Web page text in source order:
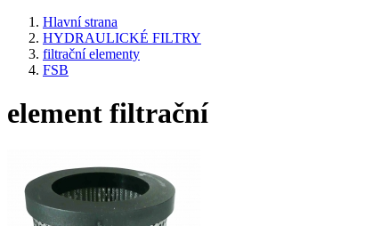
Hlavní strana
HYDRAULICKÉ FILTRY
filtrační elementy
FSB
element filtrační